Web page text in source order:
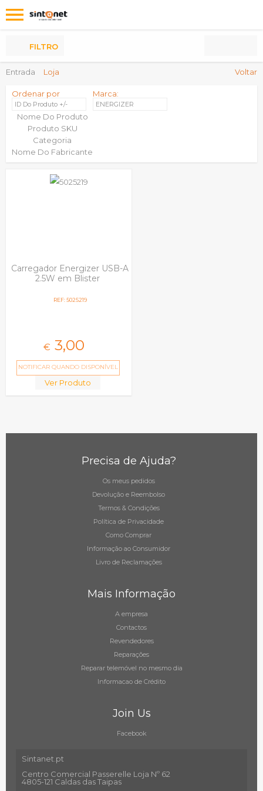
Entrada Loja Voltar
FILTRO
Ordenar por
ID Do Produto +/-
Nome Do Produto
Produto SKU
Categoria
Nome Do Fabricante
Marca:
ENERGIZER
Carregador Energizer USB-A
2.5W em Blister
REF: 5025219
€ 3,00
NOTIFICAR QUANDO DISPONÍVEL
Ver Produto
Precisa de Ajuda?
Os meus pedidos
Devolução e Reembolso
Termos & Condições
Política de Privacidade
Como Comprar
Informação ao Consumidor
Livro de Reclamações
Mais Informação
A empresa
Contactos
Revendedores
Reparações
Reparar telemóvel no mesmo dia
Informacao de Crédito
Join Us
Facebook
Sintanet.pt
Centro Comercial Passerelle Loja Nº 62
4805-121 Caldas das Taipas